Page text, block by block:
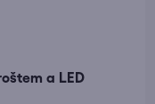
a LED